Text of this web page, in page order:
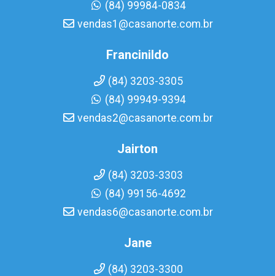
(84) 99984-0834
vendas1@casanorte.com.br
Francinildo
(84) 3203-3305
(84) 99949-9394
vendas2@casanorte.com.br
Jairton
(84) 3203-3303
(84) 99156-4692
vendas6@casanorte.com.br
Jane
(84) 3203-3300